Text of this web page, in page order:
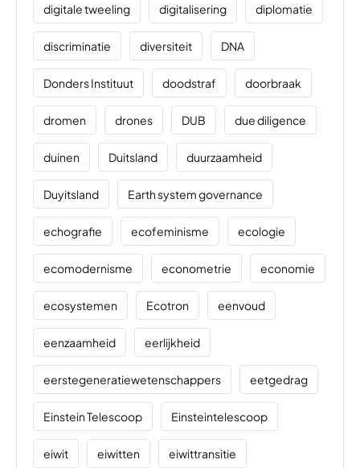
digitale tweeling digitalisering diplomatie
discriminatie diversiteit DNA
Donders Instituut doodstraf doorbraak
dromen drones DUB due diligence
duinen Duitsland duurzaamheid
Duyitsland Earth system governance
echografie ecofeminisme ecologie
ecomodernisme econometrie economie
ecosystemen Ecotron eenvoud
eenzaamheid eerlijkheid
eerstegeneratiewetenschappers eetgedrag
Einstein Telescoop Einsteintelescoop
eiwit eiwitten eiwittransitie